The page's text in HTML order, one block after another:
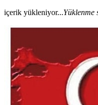
içerik yükleniyor...Yüklenme